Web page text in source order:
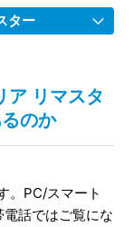
ター
ルボイスなの
難易度設定はあ
ア リマスタ
のか
。PC/スマート
話ではご覧にな